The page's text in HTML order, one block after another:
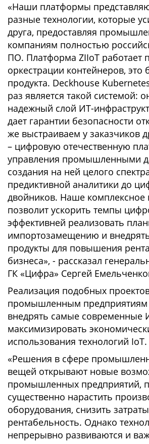
«Наши платформы
разные технологии, которые
друга, предоставляя
компаниям полностью
ПО. Платформа ZIIoT работает
оркестрации контейнеров, это
продукта. Deckhouse
раз является такой системой:
надежный слой ИТ-
дает гарантии безопасности
же выстраиваем у заказчиков
– цифровую отечественную
управления промышленными
создания на ней целого
предиктивной аналитики до
двойников. Наше комплексное
позволит ускорить темпы
эффективней реализовать
импортозамещению и
продукты для повышения
бизнеса», - рассказал
ГК «Цифра» Сергей
Реализация подобных
промышленным предприятиям
внедрять самые современные
максимизировать
использования технологий IoT.
«Решения в сфере
вещей открывают новые
промышленных предприятий,
существенно нарастить
оборудования, снизить
рентабельность. Однако
непрерывно развиваются и